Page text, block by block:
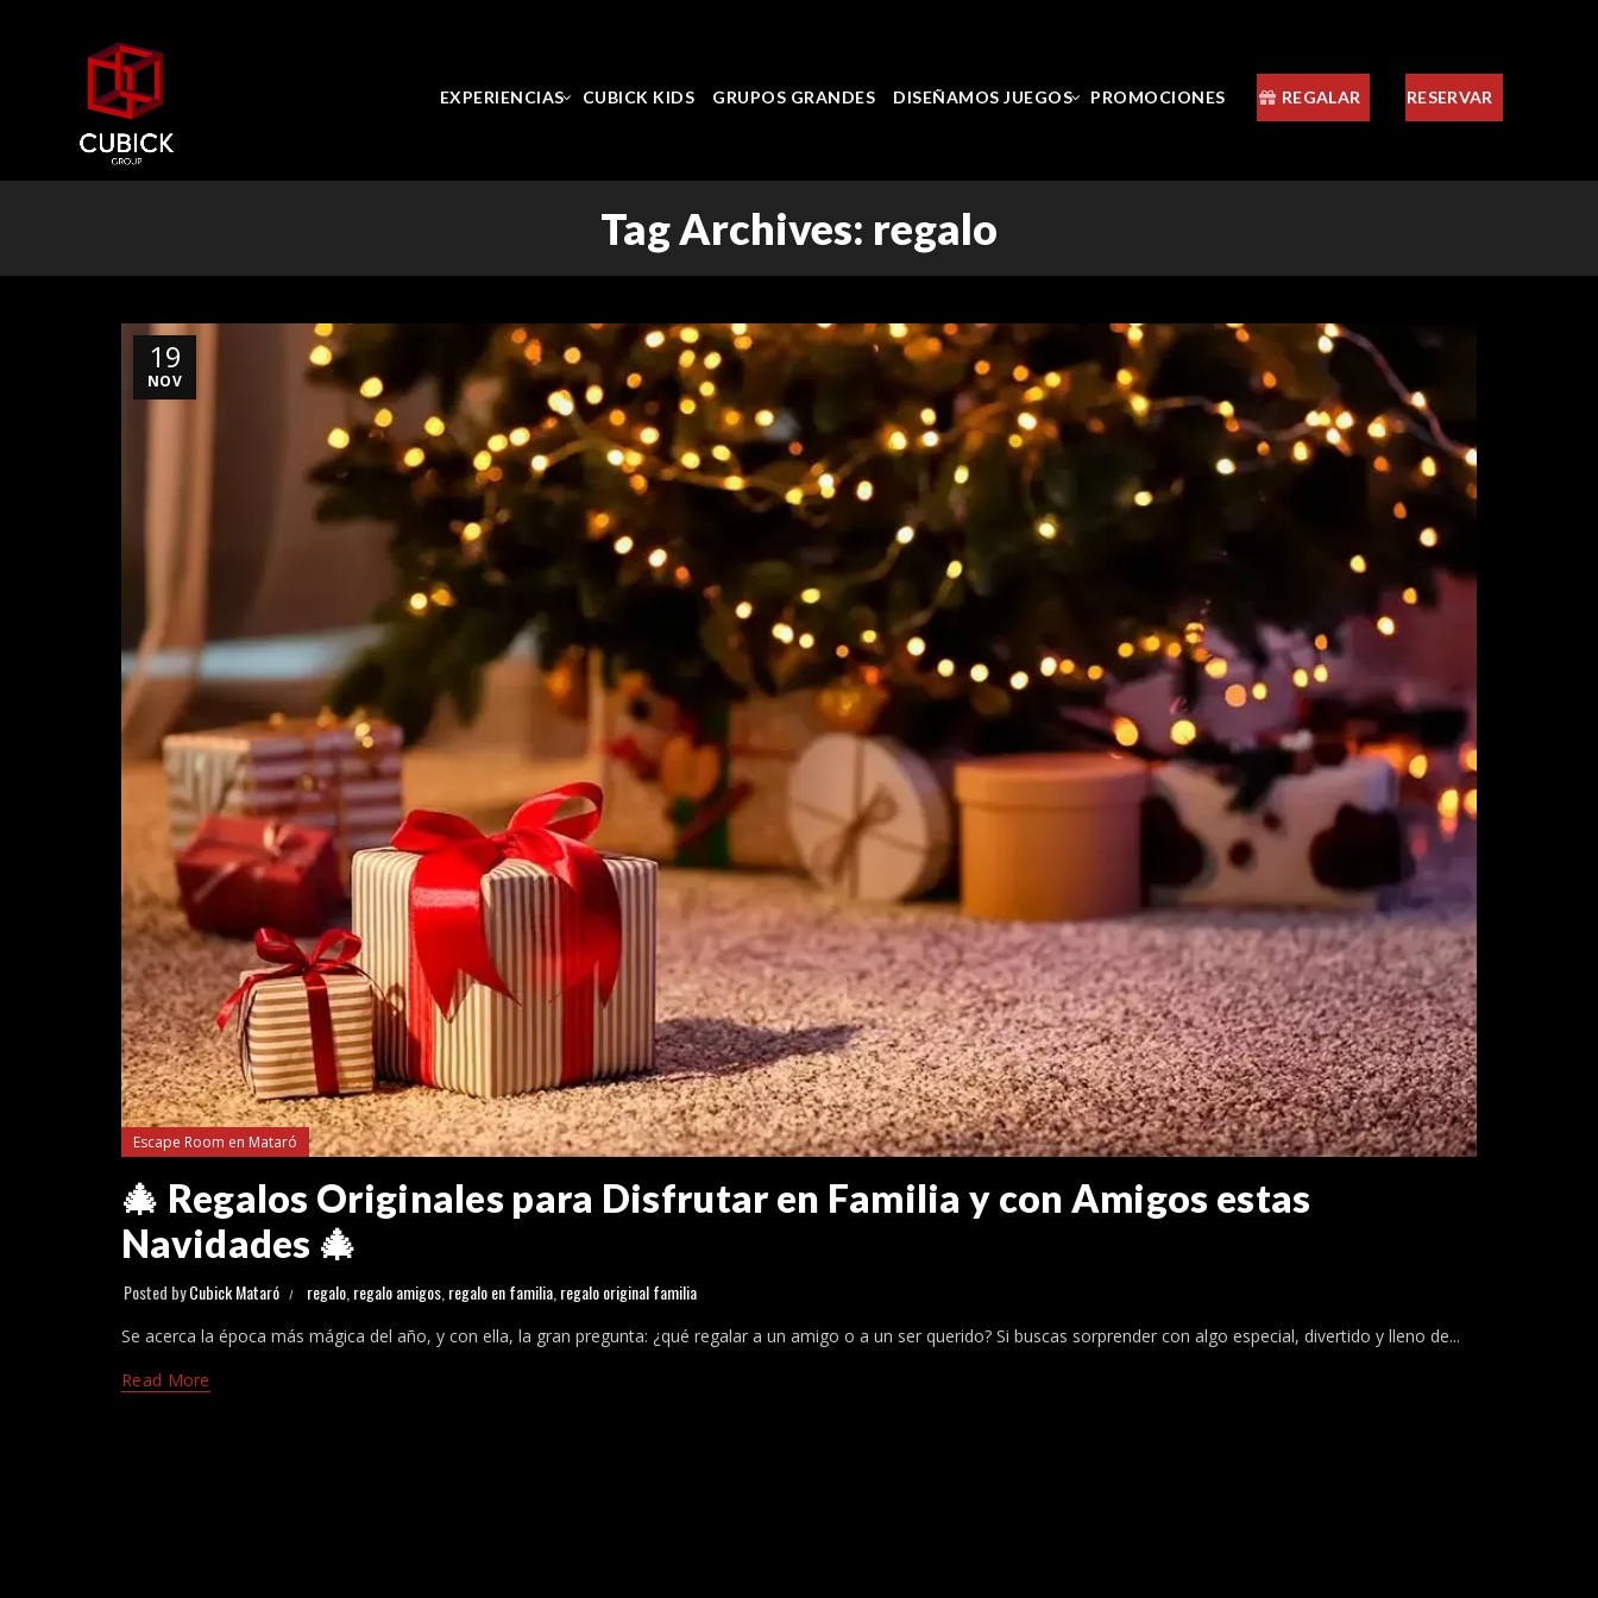
EXPERIENCIAS CUBICK KIDS GRUPOS GRANDES DISEÑAMOS JUEGOS PROMOCIONES REGALAR RESERVAR
Tag Archives: regalo
19
NOV
Escape Room en Mataró
🎄 Regalos Originales para Disfrutar en Familia y con Amigos estas
Navidades 🎄
Posted byCubick Mataró regalo regalo amigos regalo en familia regalo original familia
Se acerca la época más mágica del año, y con ella, la gran pregunta: ¿qué regalar a un amigo o a un ser querido? Si buscas sorprender con algo especial, divertido y lleno de...
Read More